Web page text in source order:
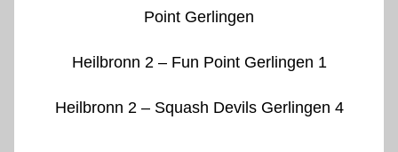
Point Gerlingen
Heilbronn 2 – Fun Point Gerlingen 1
Heilbronn 2 – Squash Devils Gerlingen 4